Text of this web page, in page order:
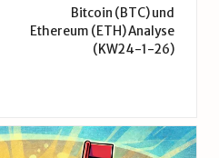
Bitcoin (BTC) und
Ethereum (ETH) Analyse
(KW24-1-26)